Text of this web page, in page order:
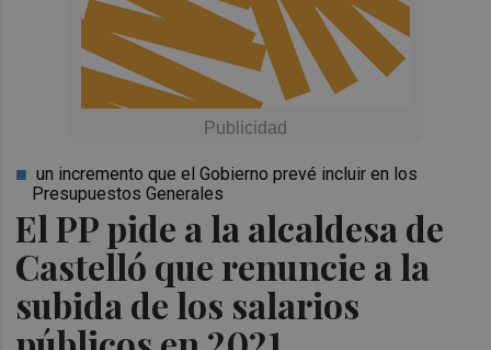
El PP pide a la alcaldesa de
Castelló que renuncie a la
subida de los salarios
un incremento que el Gobierno prevé incluir en los
Presupuestos Generales